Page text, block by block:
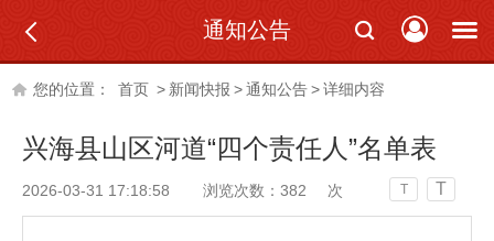
通知公告
您的位置： 首页 > 新闻快报 >通知公告>详细内容
兴海县山区河道“四个责任人”名单表
2026-03-31 17:18:58 浏览次数： 382 次 T T